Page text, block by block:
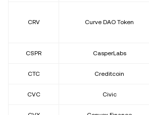
CRV Curve DAO Token
CSPR CasperLabs
CTC Creditcoin
CVC Civic